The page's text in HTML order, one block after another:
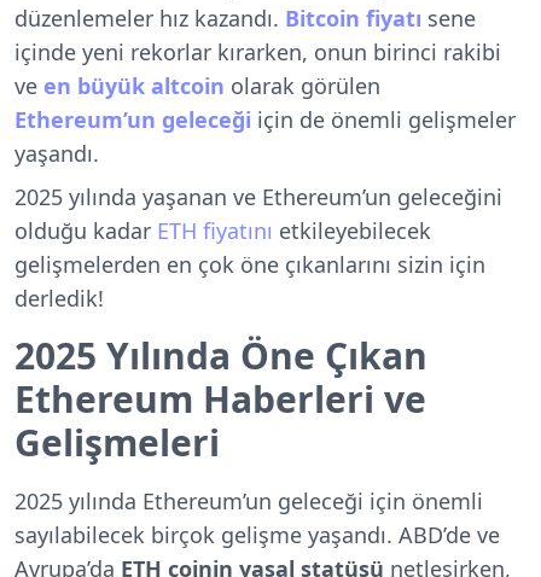
düzenlemeler hız kazandı. Bitcoin fiyatı sene
içinde yeni rekorlar kırarken, onun birinci rakibi
ve en büyük altcoin olarak görülen
Ethereum’un geleceği için de önemli gelişmeler
yaşandı.
2025 yılında yaşanan ve Ethereum’un geleceğini
olduğu kadar ETH fiyatını etkileyebilecek
gelişmelerden en çok öne çıkanlarını sizin için
derledik!
2025 Yılında Öne Çıkan
Ethereum Haberleri ve
Gelişmeleri
2025 yılında Ethereum’un geleceği için önemli
sayılabilecek birçok gelişme yaşandı. ABD’de ve
Avrupa’da ETH coinin yasal statüsü netleşirken,